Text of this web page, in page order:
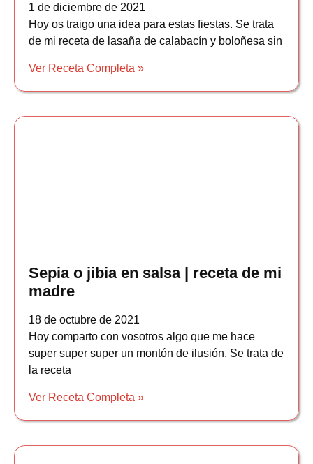
1 de diciembre de 2021
Hoy os traigo una idea para estas fiestas. Se trata
de mi receta de lasaña de calabacín y boloñesa sin
Ver Receta Completa »
Sepia o jibia en salsa | receta de mi
madre
18 de octubre de 2021
Hoy comparto con vosotros algo que me hace
super super super un montón de ilusión. Se trata de
la receta
Ver Receta Completa »